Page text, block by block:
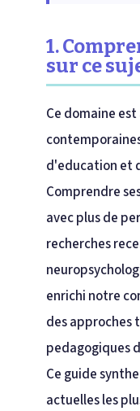
1.
sur ce
Ce domaine
d'education et
Comprendre
avec plus de
recherches
enrichi notre
des approches
pedagogiques
Ce guide
actuelles les